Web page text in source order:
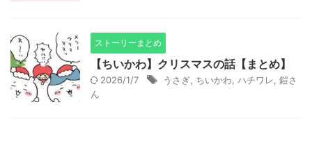
ストーリーまとめ
【ちいかわ】クリスマスの話【まとめ】
2026/1/7 うさぎ ちいかわ ハチワレ 鎧さ
ん